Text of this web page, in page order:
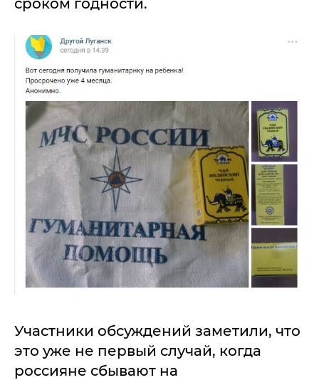
сроком годности.
Участники обсуждений заметили, что
это уже не первый случай, когда
россияне сбывают на